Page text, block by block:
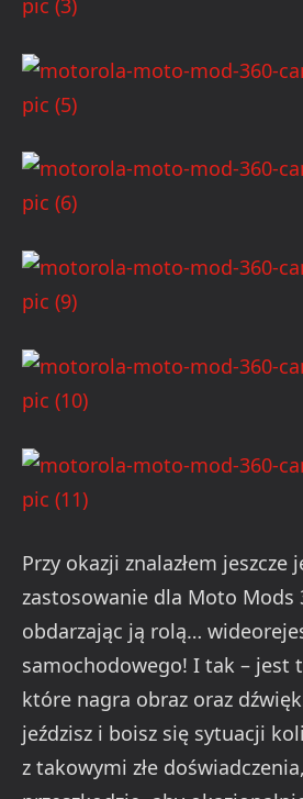
Przy okazji znalazłem jeszcze
zastosowanie dla Moto Mods
obdarzając ją rolą…
samochodowego! I tak – jest
które nagra obraz oraz
jeździsz i boisz się sytuacji
z takowymi złe